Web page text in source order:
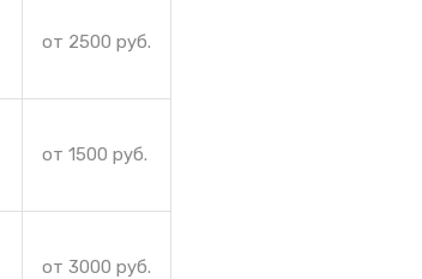
от 2500 руб.
от 1500 руб.
от 3000 руб.